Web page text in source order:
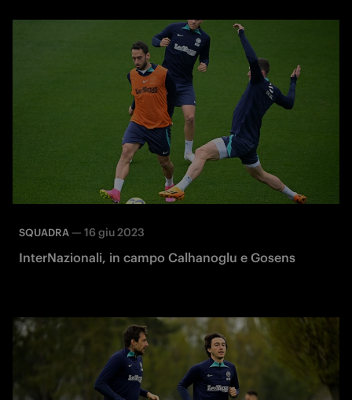
SQUADRA — 16 giu 2023
InterNazionali, in campo Calhanoglu e Gosens